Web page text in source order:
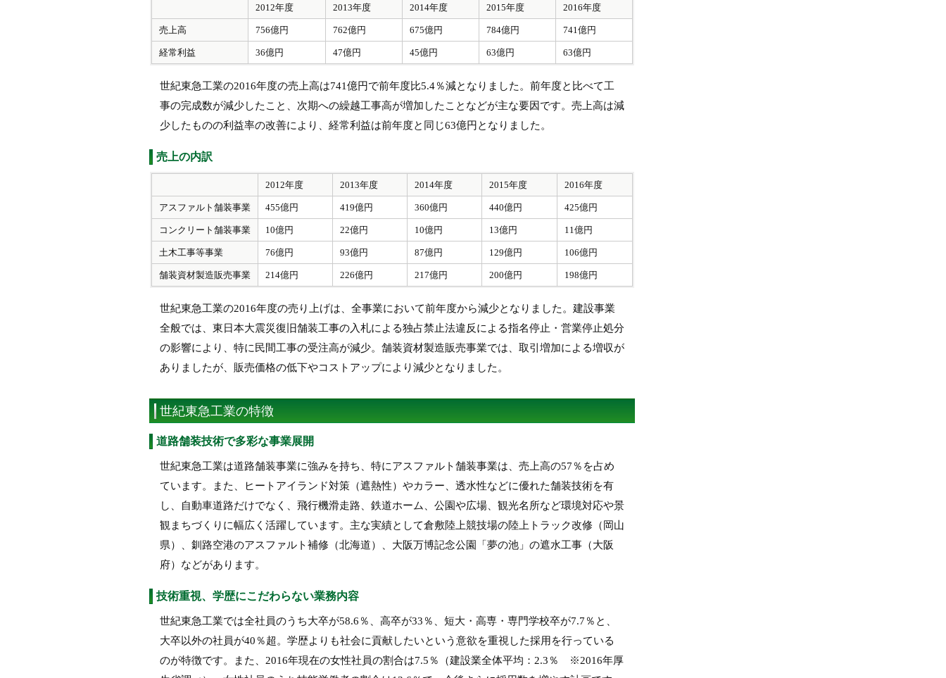
2012年度 2013年度 2014年度 2015年度 2016年度
売上高 756億円 762億円 675億円 784億円 741億円
経常利益 36億円 47億円 45億円 63億円 63億円
世紀東急工業の2016年度の売上高は741億円で前年度比5.4％減となりました。前年度と比べて工
事の完成数が減少したこと、次期への繰越工事高が増加したことなどが主な要因です。売上高は減
少したものの利益率の改善により、経常利益は前年度と同じ63億円となりました。
売上の内訳
2012年度 2013年度 2014年度 2015年度 2016年度
アスファルト舗装事業 455億円 419億円 360億円 440億円 425億円
コンクリート舗装事業 10億円 22億円 10億円 13億円 11億円
土木工事等事業 76億円 93億円 87億円 129億円 106億円
舗装資材製造販売事業 214億円 226億円 217億円 200億円 198億円
世紀東急工業の2016年度の売り上げは、全事業において前年度から減少となりました。建設事業
全般では、東日本大震災復旧舗装工事の入札による独占禁止法違反による指名停止・営業停止処分
の影響により、特に民間工事の受注高が減少。舗装資材製造販売事業では、取引増加による増収が
ありましたが、販売価格の低下やコストアップにより減少となりました。
世紀東急工業の特徴
道路舗装技術で多彩な事業展開
世紀東急工業は道路舗装事業に強みを持ち、特にアスファルト舗装事業は、売上高の57％を占め
ています。また、ヒートアイランド対策（遮熱性）やカラー、透水性などに優れた舗装技術を有
し、自動車道路だけでなく、飛行機滑走路、鉄道ホーム、公園や広場、観光名所など環境対応や景
観まちづくりに幅広く活躍しています。主な実績として倉敷陸上競技場の陸上トラック改修（岡山
県）、釧路空港のアスファルト補修（北海道）、大阪万博記念公園「夢の池」の遮水工事（大阪
府）などがあります。
技術重視、学歴にこだわらない業務内容
世紀東急工業では全社員のうち大卒が58.6％、高卒が33％、短大・高専・専門学校卒が7.7％と、
大卒以外の社員が40％超。学歴よりも社会に貢献したいという意欲を重視した採用を行っている
のが特徴です。また、2016年現在の女性社員の割合は7.5％（建設業全体平均：2.3％ ※2016年厚